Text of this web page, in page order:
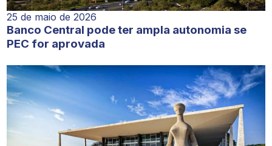
25 de maio de 2026
Banco Central pode ter ampla autonomia se
PEC for aprovada